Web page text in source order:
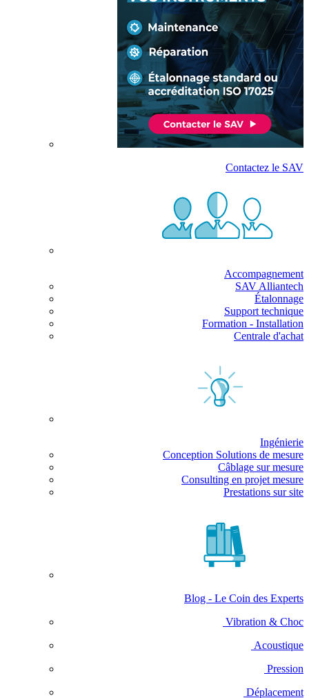
Contactez le SAV
Accompagnement
SAV Alliantech
Étalonnage
Support technique
Formation - Installation
Centrale d'achat
Ingénierie
Conception Solutions de mesure
Câblage sur mesure
Consulting en projet mesure
Prestations sur site
Blog - Le Coin des Experts
Vibration & Choc
Acoustique
Pression
Déplacement